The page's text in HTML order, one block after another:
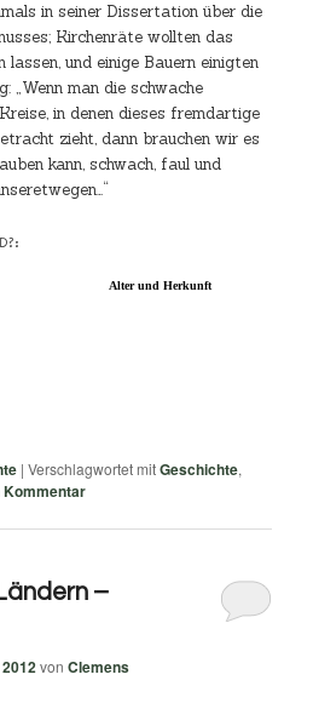
in seiner Dissertation über die
Kirchenräte wollten das
und einige Bauern einigten
„Wenn man die schwache
in denen dieses fremdartige
zieht, dann brauchen wir es
kann, schwach, faul und
Alter und Herkunft
|Verschlagwortet mitGeschichte,
Kommentar
–
vonClemens